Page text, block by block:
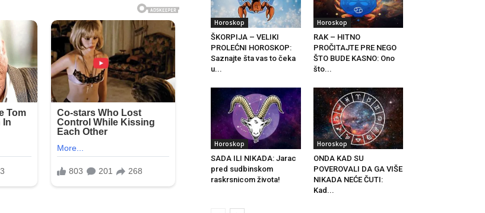
Horoskop
ŠKORPIJA – VELIKI
PROLEĆNI HOROSKOP:
Saznajte šta vas to čeka
u...
Horoskop
RAK – HITNO
PROČITAJTE PRE NEGO
ŠTO BUDE KASNO: Ono
što...
Horoskop
SADA ILI NIKADA: Jarac
pred sudbinskom
raskrsnicom života!
Horoskop
ONDA KAD SU
POVEROVALI DA GA VIŠE
NIKADA NEĆE ČUTI:
Kad...